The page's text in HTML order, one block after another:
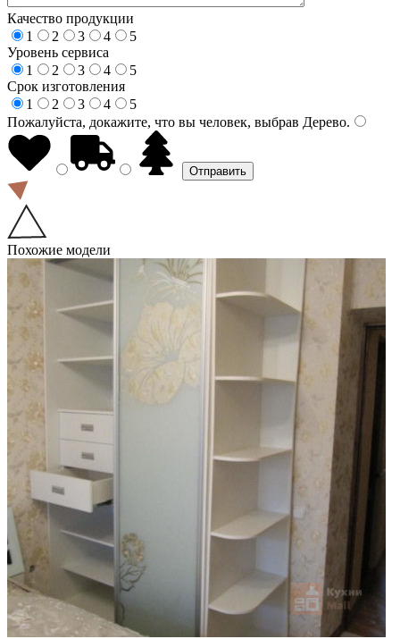
Качество продукции
1
2 3 4
5
Уровень сервиса
1
2 3 4
5
Срок изготовления
1
2 3 4
5
Пожалуйста, докажите, что вы человек, выбрав Дерево.
Похожие модели